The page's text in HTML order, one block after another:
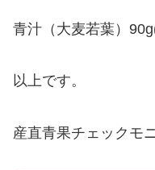
青汁（大麦若葉）
以上です。
産直青果チェックモ